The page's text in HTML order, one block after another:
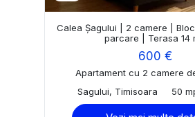
Calea Șagului | 2 camere |
parcare | Terasa 14
600 €
Apartament cu 2 camere
Sagului, Timisoara
50